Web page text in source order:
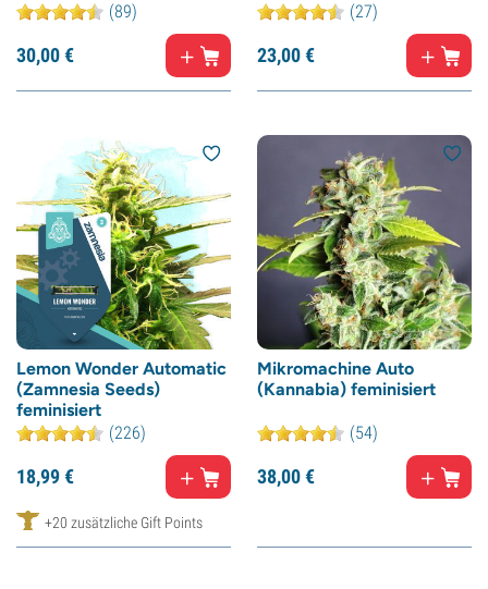
(89)
30,00€
(27)
23,00€
Lemon Wonder Automatic
(Zamnesia Seeds)
feminisiert
(226)
18,99€
+20 zusätzliche Gift Points
Mikromachine Auto
(Kannabia) feminisiert
(54)
38,00€